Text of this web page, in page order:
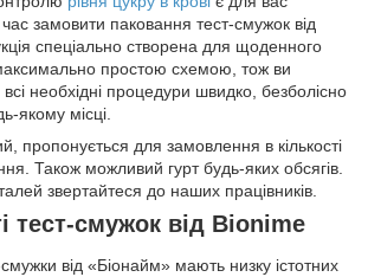
замовити паковання тест-смужок від
спеціально створена для щоденного
простою схемою, тож ви
необхідні процедури швидко, безболісно
якому місці.
пропонується для замовлення в кількості
Також можливий гурт будь-яких обсягів.
звертайтеся до наших працівників.
тест-смужок від Bionime
від «Біонайм» мають низку істотних